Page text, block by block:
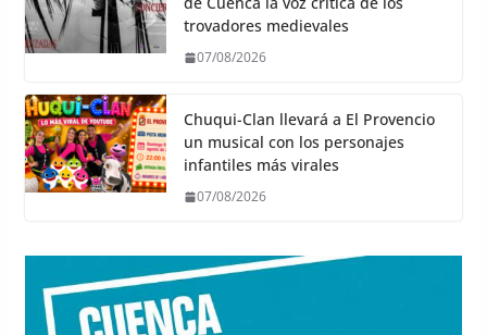
trovadores medievales
07/08/2026
Chuqui-Clan llevará a El Provencio
un musical con los personajes
infantiles más virales
07/08/2026